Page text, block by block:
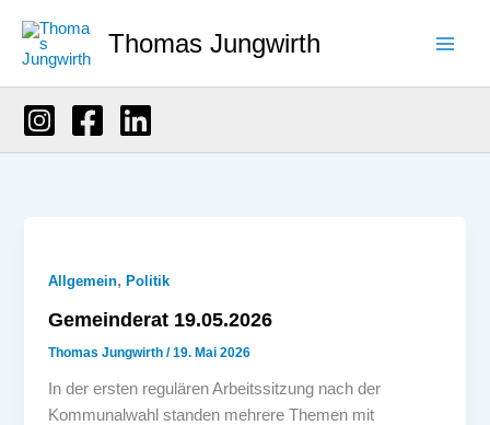
Inhalt
springen
Thomas Jungwirth
Allgemein,Politik
Gemeinderat 19.05.2026
Thomas Jungwirth/19. Mai 2026
In der ersten regulären Arbeitssitzung nach der
Kommunalwahl standen mehrere Themen mit